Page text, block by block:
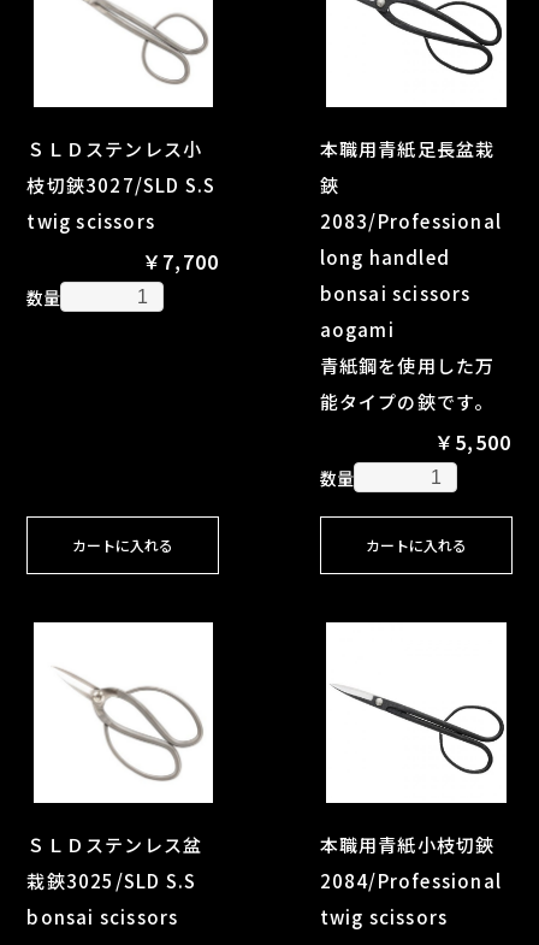
ＳＬＤステンレス小
枝切鋏3027/SLD S.S
twig scissors
￥7,700
数量
カートに入れる
本職用青紙足長盆栽
鋏
2083/Professional
long handled
bonsai scissors
aogami
青紙鋼を使用した万
能タイプの鋏です。
￥5,500
数量
カートに入れる
ＳＬＤステンレス盆
栽鋏3025/SLD S.S
bonsai scissors
本職用青紙小枝切鋏
2084/Professional
twig scissors